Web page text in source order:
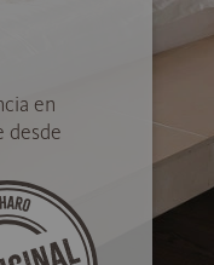
en
desde